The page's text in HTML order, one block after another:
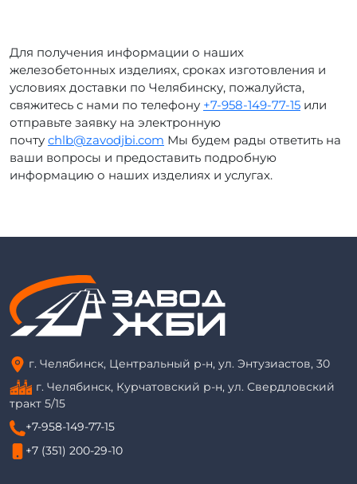
Для получения информации о наших
железобетонных изделиях, сроках изготовления и
условиях доставки по Челябинску, пожалуйста,
свяжитесь с нами по телефону +7-958-149-77-15 или
отправьте заявку на электронную
почту chlb@zavodjbi.com Мы будем рады ответить на
ваши вопросы и предоставить подробную
информацию о наших изделиях и услугах.
г. Челябинск, Центральный р-н, ул. Энтузиастов, 30
г. Челябинск, Курчатовский р-н, ул. Свердловский
тракт 5/15
+7-958-149-77-15
+7 (351) 200-29-10